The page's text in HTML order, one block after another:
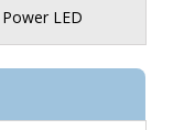
Power LED